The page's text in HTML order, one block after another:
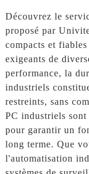
Découvrez le
proposé par
compacts et
exigeants de
performance, la
industriels
restreints, sans
PC industriels sont
pour garantir un
long terme. Que
l'automatisation